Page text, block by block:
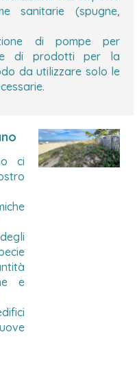
sanitarie (spugne,
di pompe per
di prodotti per la
da utilizzare solo le
ci
e